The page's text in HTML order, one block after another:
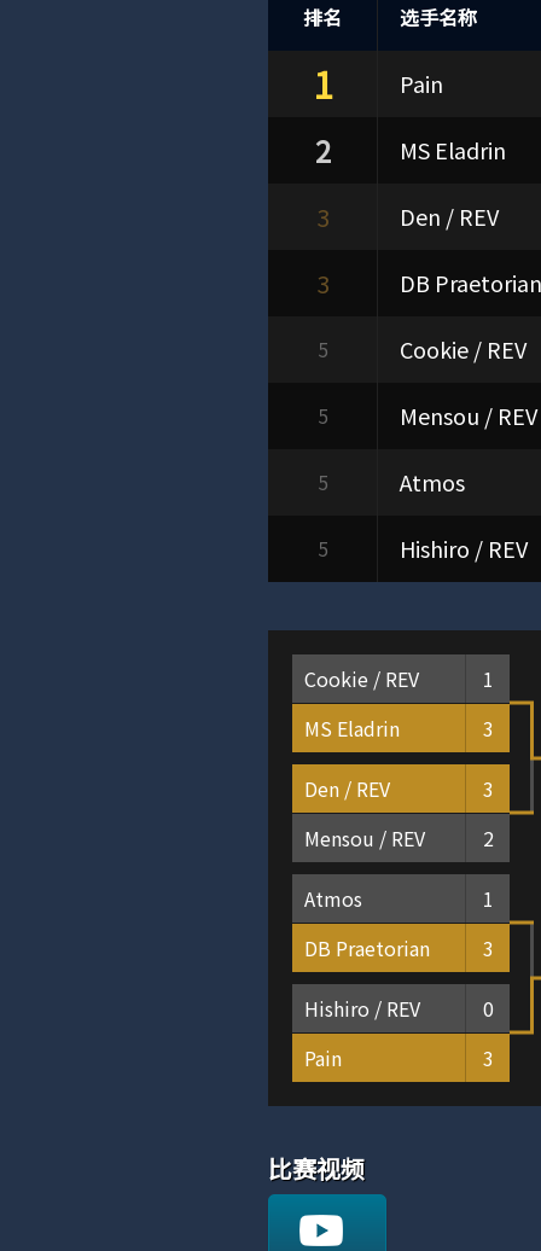
排名 选手名称
1 Pain
2 MS Eladrin
3 Den / REV
3 DB Praetorian
5 Cookie / REV
5 Mensou / REV
5 Atmos
5 Hishiro / REV
Cookie / REV
1
MS Eladrin
3
Den / REV
3
Mensou / REV
2
Atmos
1
DB Praetorian
3
Hishiro / REV
0
Pain
3
比赛视频